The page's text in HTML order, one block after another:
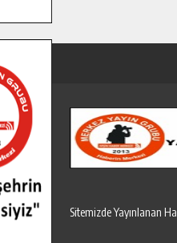
Sitemizde Yayınlanan